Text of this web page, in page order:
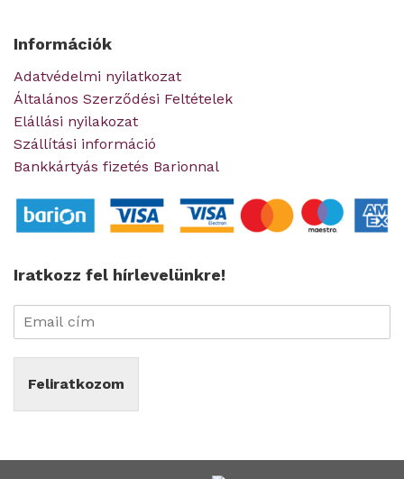
Információk
Adatvédelmi nyilatkozat
Általános Szerződési Feltételek
Elállási nyilakozat
Szállítási információ
Bankkártyás fizetés Barionnal
Iratkozz fel hírlevelünkre!
Feliratkozom